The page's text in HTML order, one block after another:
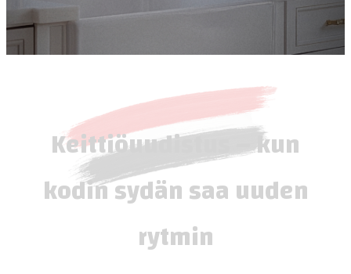
Keittiöuudistus – kun
kodin sydän saa uuden
rytmin